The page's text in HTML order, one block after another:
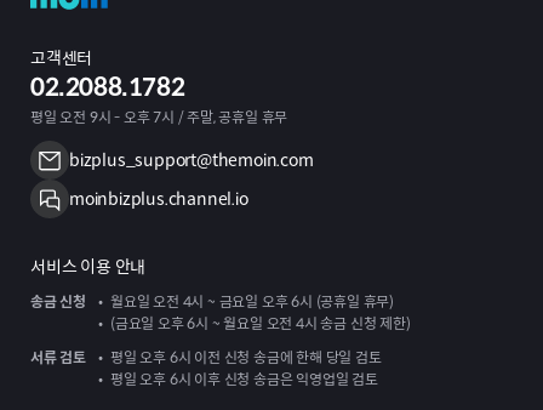
고객센터
02.2088.1782
평일 오전 9시 - 오후 7시 / 주말, 공휴일 휴무
bizplus_support@themoin.com
moinbizplus.channel.io
서비스 이용 안내
송금 신청
월요일 오전 4시 ~ 금요일 오후 6시 (공휴일 휴무)
(금요일 오후 6시 ~ 월요일 오전 4시 송금 신청 제한)
서류 검토
평일 오후 6시 이전 신청 송금에 한해 당일 검토
평일 오후 6시 이후 신청 송금은 익영업일 검토